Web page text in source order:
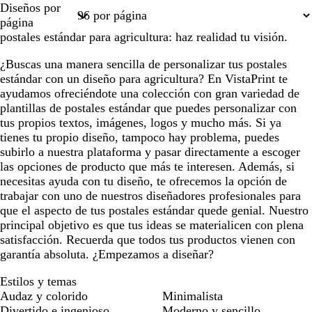
Diseños por
página
postales estándar para agricultura: haz realidad tu visión.
¿Buscas una manera sencilla de personalizar tus postales
estándar con un diseño para agricultura? En VistaPrint te
ayudamos ofreciéndote una colección con gran variedad de
plantillas de postales estándar que puedes personalizar con
tus propios textos, imágenes, logos y mucho más. Si ya
tienes tu propio diseño, tampoco hay problema, puedes
subirlo a nuestra plataforma y pasar directamente a escoger
las opciones de producto que más te interesen. Además, si
necesitas ayuda con tu diseño, te ofrecemos la opción de
trabajar con uno de nuestros diseñadores profesionales para
que el aspecto de tus postales estándar quede genial. Nuestro
principal objetivo es que tus ideas se materialicen con plena
satisfacción. Recuerda que todos tus productos vienen con
garantía absoluta. ¿Empezamos a diseñar?
Estilos y temas
Audaz y colorido
Minimalista